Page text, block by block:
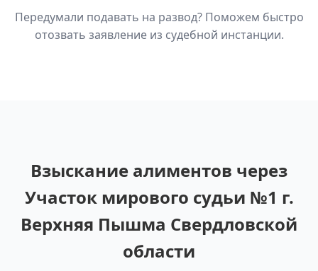
Передумали подавать на развод? Поможем быстро
отозвать заявление из судебной инстанции.
Взыскание алиментов через
Участок мирового судьи №1 г.
Верхняя Пышма Свердловской
области